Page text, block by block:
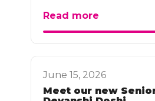
Read more
June 15, 2026
Meet our new